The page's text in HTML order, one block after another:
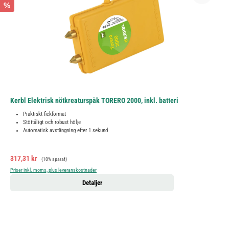
%
Kerbl Elektrisk nötkreaturspåk TORERO 2000, inkl. batteri
Praktiskt fickformat
Stöttåligt och robust hölje
Automatisk avstängning efter 1 sekund
Försäljningspris:
317,31 kr Ordinarie pris:
(10% sparat)
Priser inkl. moms, plus leveranskostnader
Detaljer